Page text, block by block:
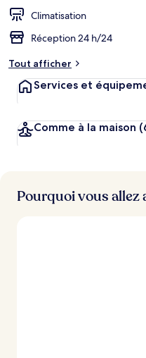
Climatisation
Réception 24 h/24
Tout afficher
Services et
Comme à la maison
Pourquoi vous allez